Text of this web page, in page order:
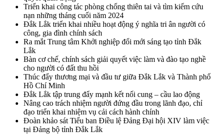
Triển khai công tác phòng chống thiên tai và tìm kiếm cứu
nạn những tháng cuối năm 2024
Đắk Lắk triển khai nhiều hoạt động ý nghĩa tri ân người có
công, gia đình chính sách
Ra mắt Trung tâm Khởi nghiệp đổi mới sáng tạo tỉnh Đắk
Lắk
Bàn cơ chế, chính sách giải quyết việc làm và đào tạo nghề
cho người có đất thu hồi
Thúc đẩy thương mại và đầu tư giữa Đắk Lắk và Thành phố
Hồ Chí Minh
Đắk Lắk tập trung đẩy mạnh kết nối cung – cầu lao động
Nâng cao trách nhiệm người đứng đầu trong lãnh đạo, chỉ
đạo triển khai nhiệm vụ cải cách hành chính
Đoàn khảo sát Tiểu ban Điều lệ Đảng Đại hội XIV làm việc
tại Đảng bộ tỉnh Đắk Lắk